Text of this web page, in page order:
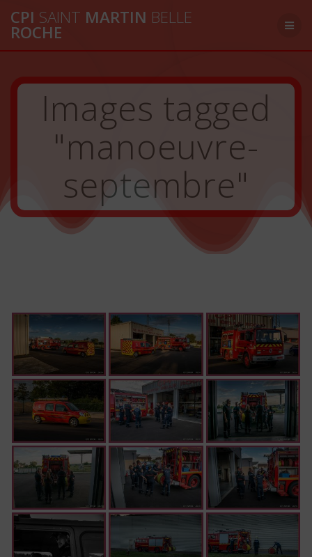
au
CPI SAINT MARTIN BELLE
ROCHE
Images tagged
"manoeuvre-
septembre"